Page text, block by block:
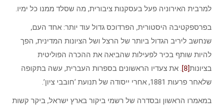
למרבית האירוניה פעל בעסקנות ציבורית, מה שסלד ממנו כל ימיו.
בפרספקטיבה היסטורית, הפרדוכס גדול עוד יותר: אחד העם,
שנחשב ליריב הגדול ביותר של הרצל ושל הציונות המדינית, הפך
להיות שותף בכיר לפעילות שהביאה את ההכרה הפוליטית
בציונות[8]
. את צעדיו הראשונים בספרות העברית, עשה בתקופה
שלאחר פרעות 1881, אחרי ייסודה של תנועת ‘חובבי ציון’.
במאמרו הראשון ובסדרה של רשמי ביקור בארץ ישראל, ביקר קשות